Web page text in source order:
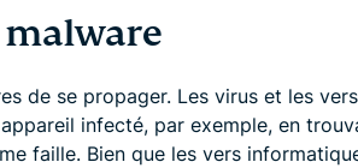
de se propager. Les virus et les vers
infecté, par exemple, en
faille. Bien que les vers